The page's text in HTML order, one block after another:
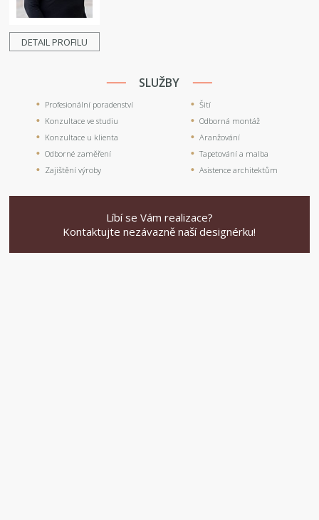
DETAIL PROFILU
SLUŽBY
Profesionální poradenství
Konzultace ve studiu
Konzultace u klienta
Odborné zaměření
Zajištění výroby
Šití
Odborná montáž
Aranžování
Tapetování a malba
Asistence architektům
Líbí se Vám realizace?
Kontaktujte nezávazně naší designérku!